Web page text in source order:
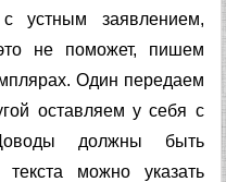
с устным заявлением,
не поможет, пишем
Один передаем
оставляем у себя с
должны быть
можно указать